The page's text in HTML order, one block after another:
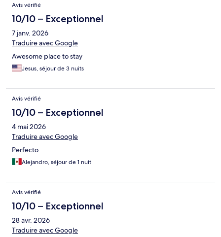
Avis vérifié
10/10 – Exceptionnel
7 janv. 2026
Traduire avec Google
Awesome place to stay
Jesus, séjour de 3 nuits
Avis vérifié
10/10 – Exceptionnel
4 mai 2026
Traduire avec Google
Perfecto
Alejandro, séjour de 1 nuit
Avis vérifié
10/10 – Exceptionnel
28 avr. 2026
Traduire avec Google